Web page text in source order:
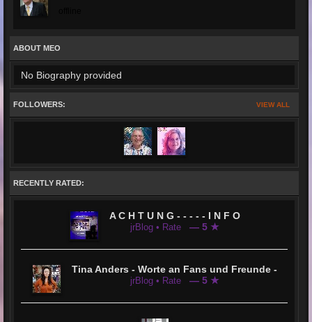
ABOUT MEO
No Biography provided
VIEW ALL
FOLLOWERS:
RECENTLY RATED:
A C H T U N G - - - - - I N F O
jrBlog • Rate — 5 ★
Tina Anders - Worte an Fans und Freunde -
jrBlog • Rate — 5 ★